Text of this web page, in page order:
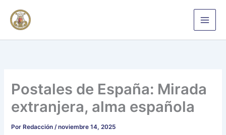
contenido
Postales de España: Mirada
extranjera, alma española
Por Redacción/noviembre 14, 2025